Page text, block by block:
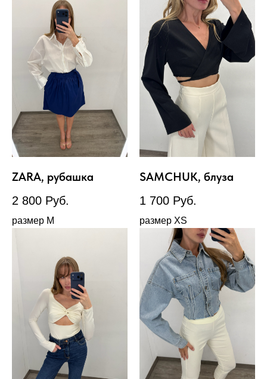
ZARA, рубашка
2 800 Руб.
размер М
SAMCHUK, блуза
1 700 Руб.
размер XS